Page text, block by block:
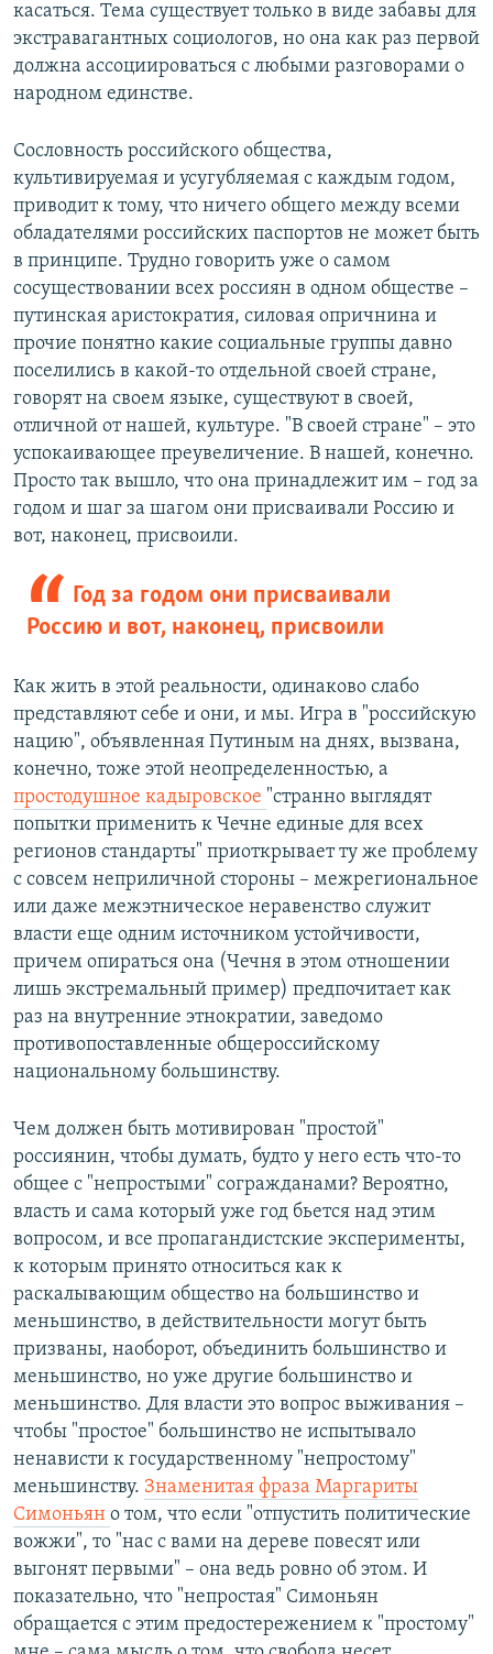
касаться. Тема существует только в виде забавы для
экстравагантных социологов, но она как раз первой
должна ассоциироваться с любыми разговорами о
народном единстве.
Сословность российского общества,
культивируемая и усугубляемая с каждым годом,
приводит к тому, что ничего общего между всеми
обладателями российских паспортов не может быть
в принципе. Трудно говорить уже о самом
сосуществовании всех россиян в одном обществе –
путинская аристократия, силовая опричнина и
прочие понятно какие социальные группы давно
поселились в какой-то отдельной своей стране,
говорят на своем языке, существуют в своей,
отличной от нашей, культуре. "В своей стране" – это
успокаивающее преувеличение. В нашей, конечно.
Просто так вышло, что она принадлежит им – год за
годом и шаг за шагом они присваивали Россию и
вот, наконец, присвоили.
Год за годом они присваивали
Россию и вот, наконец, присвоили
Как жить в этой реальности, одинаково слабо
представляют себе и они, и мы. Игра в "российскую
нацию", объявленная Путиным на днях, вызвана,
конечно, тоже этой неопределенностью, а
простодушное кадыровское "странно выглядят
попытки применить к Чечне единые для всех
регионов стандарты" приоткрывает ту же проблему
с совсем неприличной стороны – межрегиональное
или даже межэтническое неравенство служит
власти еще одним источником устойчивости,
причем опираться она (Чечня в этом отношении
лишь экстремальный пример) предпочитает как
раз на внутренние этнократии, заведомо
противопоставленные общероссийскому
национальному большинству.
Чем должен быть мотивирован "простой"
россиянин, чтобы думать, будто у него есть что-то
общее с "непростыми" согражданами? Вероятно,
власть и сама который уже год бьется над этим
вопросом, и все пропагандистские эксперименты,
к которым принято относиться как к
раскалывающим общество на большинство и
меньшинство, в действительности могут быть
призваны, наоборот, объединить большинство и
меньшинство, но уже другие большинство и
меньшинство. Для власти это вопрос выживания –
чтобы "простое" большинство не испытывало
ненависти к государственному "непростому"
меньшинству. Знаменитая фраза Маргариты
Симоньян о том, что если "отпустить политические
вожжи", то "нас с вами на дереве повесят или
выгонят первыми" – она ведь ровно об этом. И
показательно, что "непростая" Симоньян
обращается с этим предостережением к "простому"